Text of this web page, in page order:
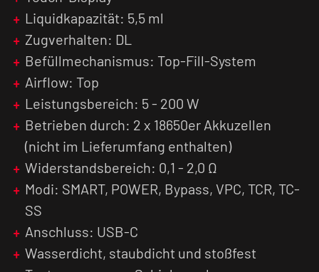
Durch den Schutz vor eindringendem Wasser
und Staub ist der
Akkuträger
einem feuchten Tuch zu reinigen. Auch vor
stürzen ist der AEGIS T200 bestens geschützt,
was ausgiebig durch die IP68-Zertifizierung
getestet wurde.
Der verbaute AS-Chipsatz 3.0 bietet
verschiedene Dampf-Modi, wie beispielsweise
den SMART-Mode, der die Ausgangsleistung
idealerweise an den verwendeten
Verdampferkopf anpasst. Dieser Dampf-Modus
ist nicht nur für E-Zigaretten Einsteiger optimal
geeignet, auch Profis erleichtert die Automatik
den Dampfalltag.
Liquidkapazität: 5,5 ml
Zugverhalten: DL
Befüllmechanismus: Top-Fill-System
Airflow: Top
Leistungsbereich: 5 - 200 W
Betrieben durch: 2 x 18650er Akkuzellen
(nicht im Lieferumfang enthalten)
Widerstandsbereich: 0,1 - 2,0 Ω
Modi: SMART, POWER, Bypass, VPC, TCR, TC-
SS
Anschluss: USB-C
Wasserdicht, staubdicht und stoßfest